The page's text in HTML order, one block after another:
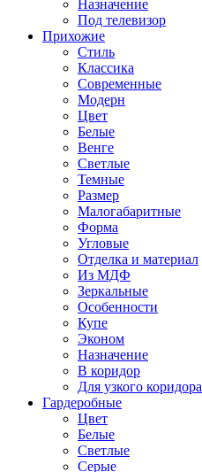
Назначение
Под телевизор
Прихожие
Стиль
Классика
Современные
Модерн
Цвет
Белые
Венге
Светлые
Темные
Размер
Малогабаритные
Форма
Угловые
Отделка и материал
Из МДФ
Зеркальные
Особенности
Купе
Эконом
Назначение
В коридор
Для узкого коридора
Гардеробные
Цвет
Белые
Светлые
Серые